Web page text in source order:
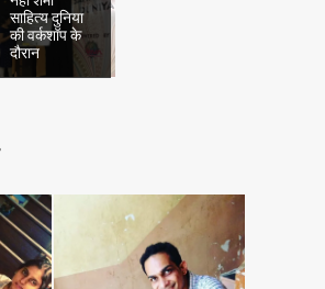
साहित्य दुनिया
की वर्कशॉप के
दौरान